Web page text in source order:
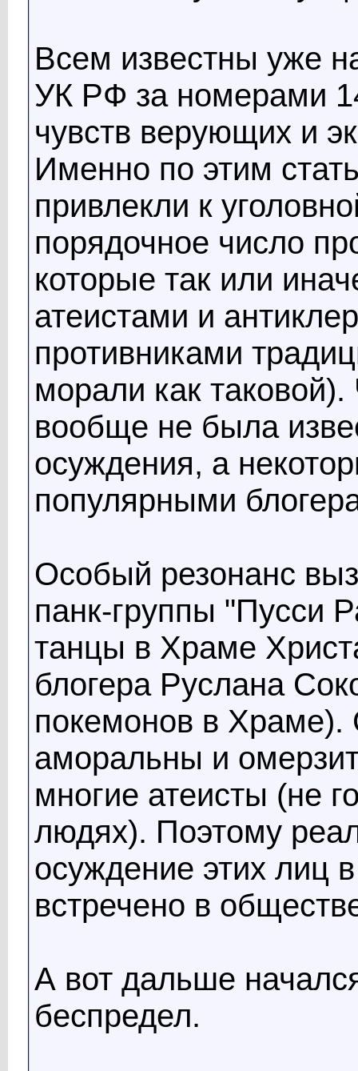
Всем известны уже
УК РФ за номерами
чувств верующих и
Именно по этим
привлекли к
порядочное число
которые так или
атеистами и
противниками
морали как
вообще не была
осуждения, а
популярными
Особый резонанс
панк-группы "Пусси
танцы в Храме
блогера Руслана
покемонов в Храме).
аморальны и
многие атеисты (не
людях). Поэтому
осуждение этих лиц
встречено в
А вот дальше
беспредел.